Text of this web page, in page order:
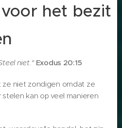
het bezit
niet." Exodus 20:15
niet zondigen omdat ze
kan op veel manieren